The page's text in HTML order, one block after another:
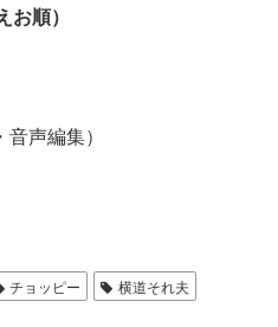
順）
声編集）
チョッピー 横道それ夫